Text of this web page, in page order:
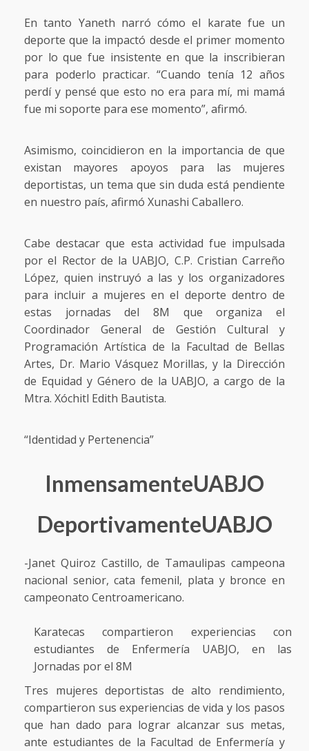
En tanto Yaneth narró cómo el karate fue un
deporte que la impactó desde el primer momento
por lo que fue insistente en que la inscribieran
para poderlo practicar. “Cuando tenía 12 años
perdí y pensé que esto no era para mí, mi mamá
fue mi soporte para ese momento”, afirmó.
Asimismo, coincidieron en la importancia de que
existan mayores apoyos para las mujeres
deportistas, un tema que sin duda está pendiente
en nuestro país, afirmó Xunashi Caballero.
Cabe destacar que esta actividad fue impulsada
por el Rector de la UABJO, C.P. Cristian Carreño
López, quien instruyó a las y los organizadores
para incluir a mujeres en el deporte dentro de
estas jornadas del 8M que organiza el
Coordinador General de Gestión Cultural y
Programación Artística de la Facultad de Bellas
Artes, Dr. Mario Vásquez Morillas, y la Dirección
de Equidad y Género de la UABJO, a cargo de la
Mtra. Xóchitl Edith Bautista.
“Identidad y Pertenencia”
InmensamenteUABJO
DeportivamenteUABJO
-Janet Quiroz Castillo, de Tamaulipas campeona
nacional senior, cata femenil, plata y bronce en
campeonato Centroamericano.
Karatecas compartieron experiencias con
estudiantes de Enfermería UABJO, en las
Jornadas por el 8M
Tres mujeres deportistas de alto rendimiento,
compartieron sus experiencias de vida y los pasos
que han dado para lograr alcanzar sus metas,
ante estudiantes de la Facultad de Enfermería y